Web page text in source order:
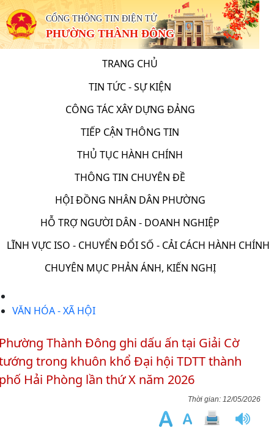
CỔNG THÔNG TIN ĐIỆN TỬ
PHƯỜNG THÀNH ĐÔNG
TRANG CHỦ
TIN TỨC - SỰ KIỆN
CÔNG TÁC XÂY DỰNG ĐẢNG
TIẾP CẬN THÔNG TIN
THỦ TỤC HÀNH CHÍNH
THÔNG TIN CHUYÊN ĐỀ
HỘI ĐỒNG NHÂN DÂN PHƯỜNG
HỖ TRỢ NGƯỜI DÂN - DOANH NGHIỆP
LĨNH VỰC ISO - CHUYỂN ĐỔI SỐ - CẢI CÁCH HÀNH CHÍNH
CHUYÊN MỤC PHẢN ÁNH, KIẾN NGHỊ
VĂN HÓA - XÃ HỘI
Thành Đông ghi dấu ấn tại Giải Cờ
trong khuôn khổ Đại hội TDTT thành
Hải Phòng lần thứ X năm 2026
12/05/2026